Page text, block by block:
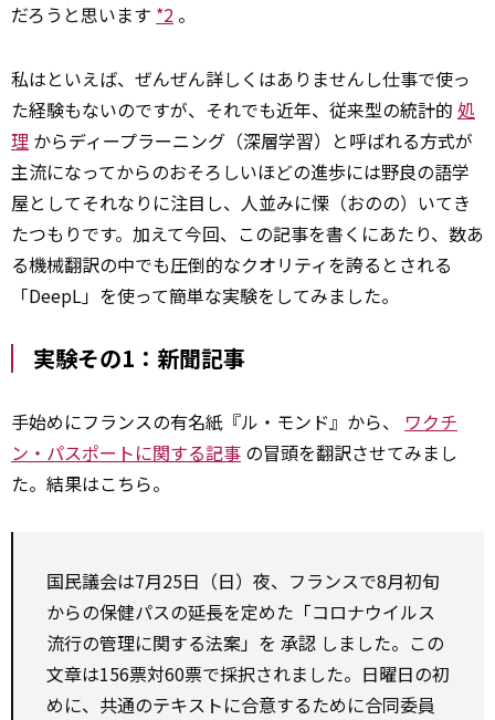
だろうと思います *2 。
私はといえば、ぜんぜん詳しくはありませんし仕事で使っ
た経験もないのですが、それでも近年、従来型の統計的 処
理 からディープラーニング（深層学習）と呼ばれる方式が
主流になってからのおそろしいほどの進歩には野良の語学
屋としてそれなりに注目し、人並みに慄（おのの）いてき
たつもりです。加えて今回、この記事を書くにあたり、数あ
る機械翻訳の中でも圧倒的なクオリティを誇るとされる
「DeepL」を使って簡単な実験をしてみました。
実験その1：新聞記事
手始めにフランスの有名紙『ル・モンド』から、 ワクチ
ン・パスポートに関する記事 の冒頭を翻訳させてみまし
た。結果はこちら。
国民議会は7月25日（日）夜、フランスで8月初旬
からの保健パスの延長を定めた「コロナウイルス
流行の管理に関する法案」を 承認 しました。この
文章は156票対60票で採択されました。日曜日の初
めに、共通のテキストに合意するために合同委員